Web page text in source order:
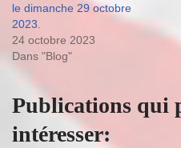
le dimanche 29 octobre
2023.
24 octobre 2023
Dans "Blog"
Publications qui
intéresser: